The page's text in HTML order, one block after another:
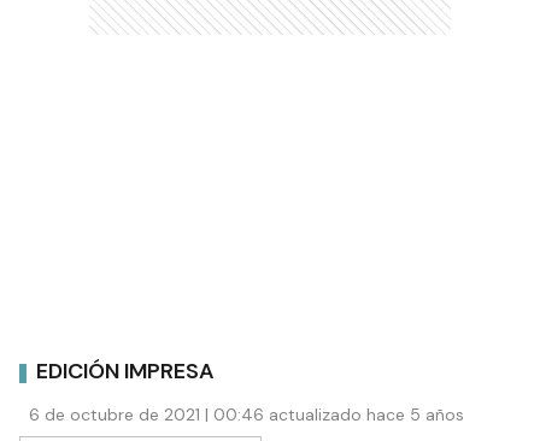
EDICIÓN IMPRESA
6 de octubre de 2021 | 00:46 actualizado hace 5 años